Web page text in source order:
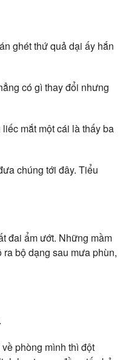
ghét thứ quả dại ấy hắn
có gì thay đổi nhưng
mắt một cái là thấy ba
chúng tới đây. Tiểu
đai ẩm ướt. Những mầm
bộ dạng sau mưa phùn,
phòng mình thì đột